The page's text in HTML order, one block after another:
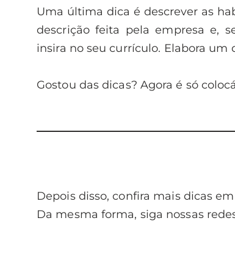
Uma última dica é descrever as
descrição feita pela empresa e,
insira no seu currículo. Elabora
Gostou das dicas? Agora é só
Depois disso, confira mais dicas
Da mesma forma, siga nossas